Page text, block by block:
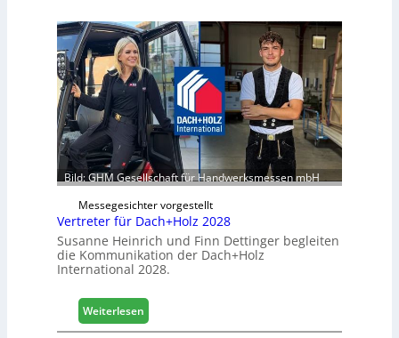
e
r
e
i
c
h
g
e
r
:
S
t
a
b
i
l
s
G
e
s
c
h
f
Bild: GHM Gesellschaft für Handwerksmessen mbH
Messegesichter vorgestellt
Vertreter für Dach+Holz 2028
Susanne Heinrich und Finn Dettinger begleiten
die Kommunikation der Dach+Holz
International 2028.
Weiterlesen
V